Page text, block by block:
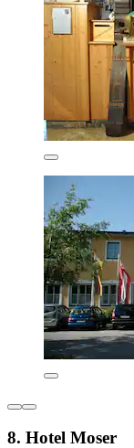
8. Hotel Moser